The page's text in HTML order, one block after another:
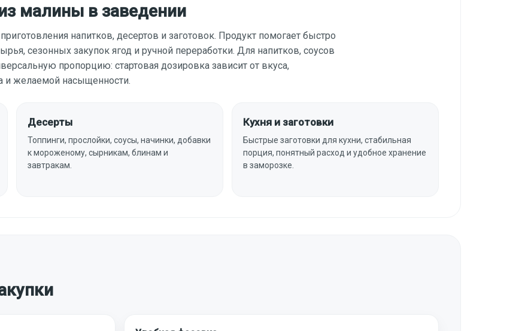
малины в заведении
напитков, десертов и заготовок. Продукт помогает быстро
сезонных закупок ягод и ручной переработки. Для напитков, соусов
пропорцию: стартовая дозировка зависит от вкуса,
и желаемой насыщенности.
Десерты
Топпинги, прослойки, соусы, начинки, добавки
к мороженому, сырникам, блинам и
завтракам.
Кухня и заготовки
Быстрые заготовки для кухни, стабильная
порция, понятный расход и удобное хранение
в заморозке.